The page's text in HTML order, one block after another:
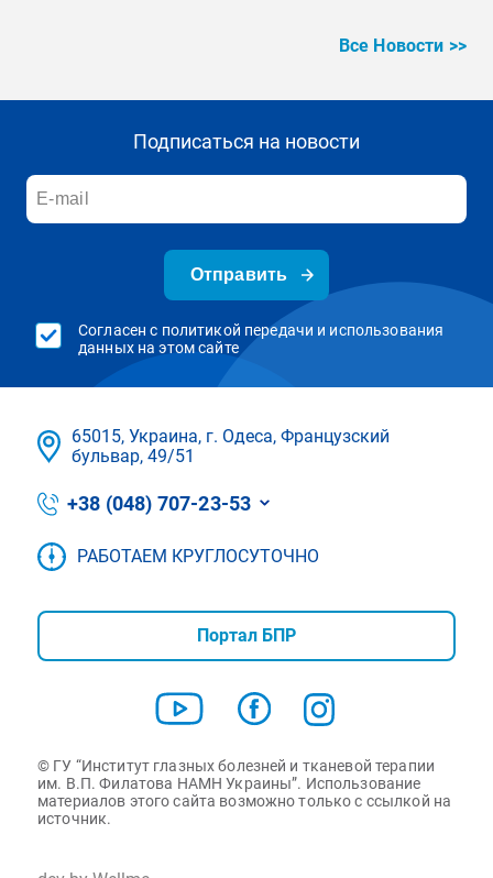
Все Новости >>
Подписаться на новости
Отправить
Согласен с политикой передачи и использования
данных на этом сайте
65015, Украина, г. Одеса, Французский
бульвар, 49/51
+38 (048) 707-23-53
РАБОТАЕМ КРУГЛОСУТОЧНО
Портал БПР
© ГУ “Институт глазных болезней и тканевой терапии
им. В.П. Филатова НАМН Украины”. Использование
материалов этого сайта возможно только с ссылкой на
источник.